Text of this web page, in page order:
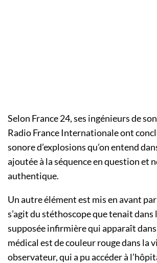
Selon France 24, ses ingénieurs de
Radio France Internationale ont
sonore d’explosions qu’on entend
ajoutée à la séquence en question et
authentique.
Un autre élément est mis en avant
s’agit du stéthoscope que tenait dans
supposée infirmière qui apparaît dans
médical est de couleur rouge dans la
observateur, qui a pu accéder à